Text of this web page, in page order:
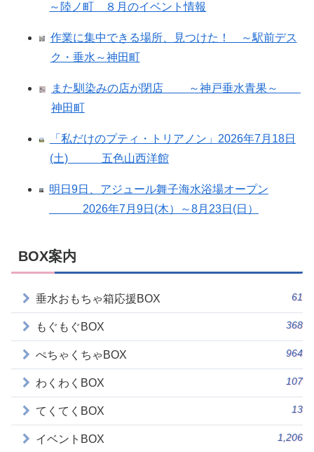
～陸ノ町 ８月のイベント情報
作業に集中できる場所、見つけた！ ～駅前デス
ク・垂水～神田町
また馴染みの店が閉店 ～神戸垂水青果～
神田町
「私だけのプティ・トリアノン」2026年7月18日
(土) 五色山西洋館
明日9日、アジュール舞子海水浴場オープン
2026年7月9日(木）～8月23日(日）
BOX案内
垂水おもちゃ箱応援BOX 61
もぐもぐBOX 368
ぺちゃくちゃBOX 964
わくわくBOX 107
てくてくBOX 13
イベントBOX 1,206